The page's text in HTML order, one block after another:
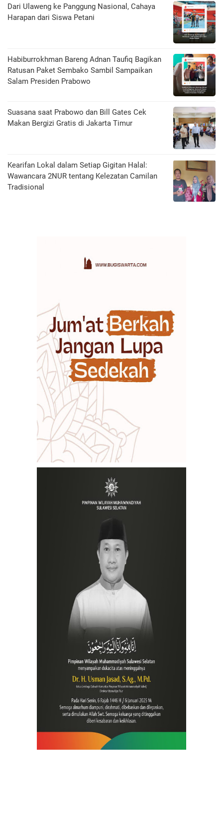
Dari Ulaweng ke Panggung Nasional, Cahaya
Harapan dari Siswa Petani
Habiburrokhman Bareng Adnan Taufiq Bagikan
Ratusan Paket Sembako Sambil Sampaikan
Salam Presiden Prabowo
Suasana saat Prabowo dan Bill Gates Cek
Makan Bergizi Gratis di Jakarta Timur
Kearifan Lokal dalam Setiap Gigitan Halal:
Wawancara 2NUR tentang Kelezatan Camilan
Tradisional